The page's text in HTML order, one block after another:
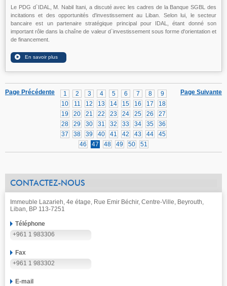
Le PDG d`IDAL, M. Nabil Itani, a discuté avec les cadres de la Banque SGBL des
incitations et des opportunités d'investissement au Liban. Selon lui, le secteur
bancaire est un partenaire stratégique principal pour IDAL, étant donné son
important rôle dans la chaîne de valeur d`investissement sous forme d'orientation et
de financement.
Page Suivante
1 2 3 4 5 6 7 8
9
10
11 12 13 14 15 16 17
18
19
20 21 22 23 24 25 26
27
28
29 30 31 32 33 34 35
36
37
38 39 40 41 42 43 44
45
46
47 48 49 50 51
Page Précédente
CONTACTEZ-NOUS
Immeuble Lazarieh, 4e étage, Rue Emir Béchir, Centre-Ville, Beyrouth,
Liban, BP 113-7251
Téléphone
+961 1 983306
Fax
+961 1 983302
E-mail